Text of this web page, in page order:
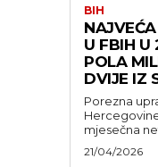
BIH
U FBIH U
POLA
DVIJE IZ
Porezna
mjesečna
21/04/2026